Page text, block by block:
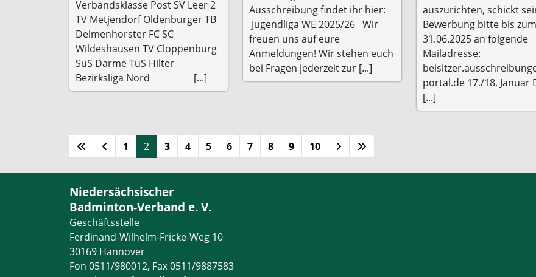
Verbandsklasse Post SV Leer 2
TV Metjendorf Oldenburger TB
Delmenhorster FC SC
Wildeshausen TV Cloppenburg
SuS Darme TuS Hilter
Bezirksliga Nord [...]
Ausschreibung findet ihr hier:
Jugendliga WE 2025/26 Wir
freuen uns auf eure
Anmeldungen! Wir stehen euch
bei Fragen jederzeit zur [...]
auszurichten, schickt
Bewerbung bitte bis zum
31.06.2025 an folgende
Mailadresse:
portal.de 17./18. Januar
[...]
1 2 3 4 5 6 7 8 9 10
Niedersächsischer
Badminton-Verband e. V.
Geschäftsstelle
Ferdinand-Wilhelm-Fricke-Weg 10
30169 Hannover
Fon 0511/980012, Fax 0511/9887583